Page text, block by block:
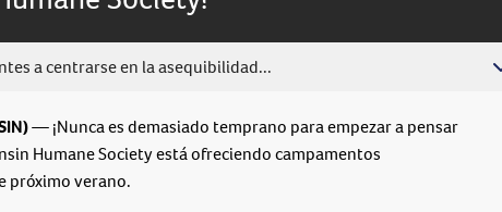
a centrarse en la asequibilidad...
— ¡Nunca es demasiado temprano para empezar a pensar
Humane Society está ofreciendo campamentos
próximo verano.